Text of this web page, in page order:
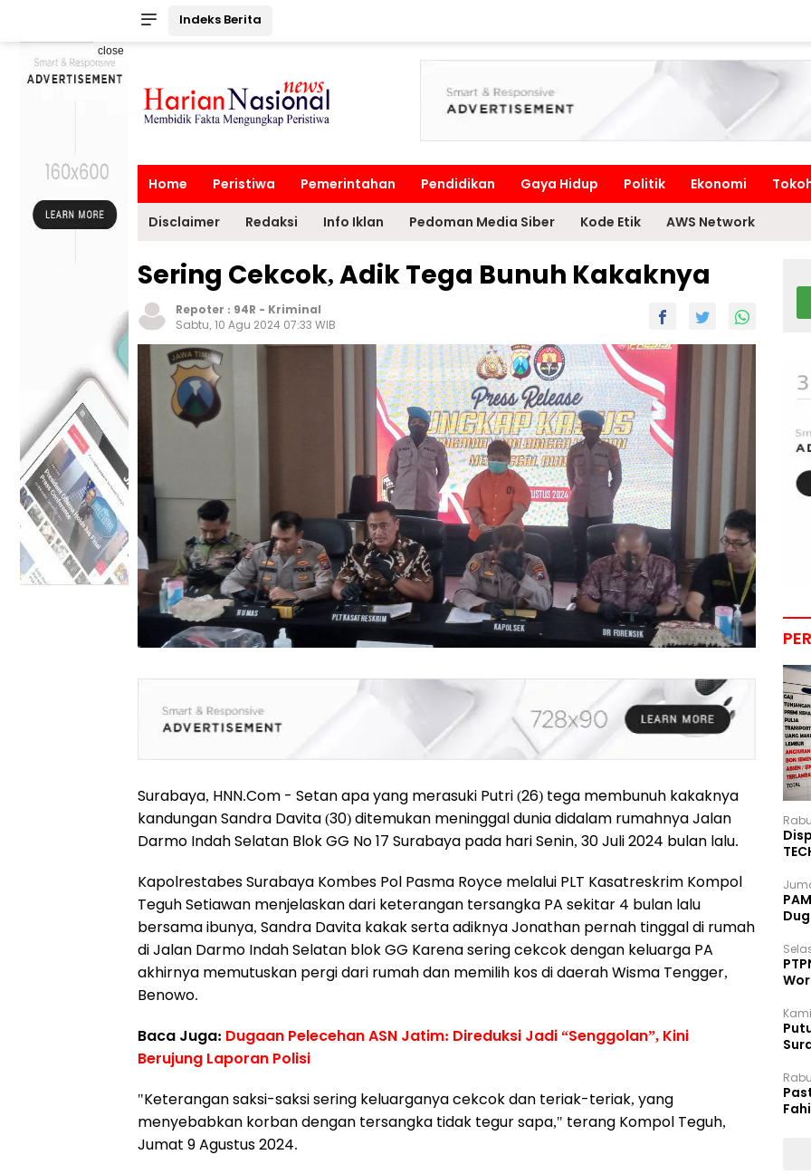
Indeks Berita
close
Home Peristiwa Pemerintahan Pendidikan Gaya Hidup Politik Ekonomi
Disclaimer Redaksi Info Iklan Pedoman Media Siber Kode Etik AWS Network
Sering Cekcok, Adik Tega Bunuh Kakaknya
Repoter : 94R - Kriminal
Sabtu, 10 Agu 2024 07:33 WIB
Surabaya, HNN.Com - Setan apa yang merasuki Putri (26) tega membunuh kakaknya
kandungan Sandra Davita (30) ditemukan meninggal dunia didalam rumahnya Jalan
Darmo Indah Selatan Blok GG No 17 Surabaya pada hari Senin, 30 Juli 2024 bulan lalu.
Kapolrestabes Surabaya Kombes Pol Pasma Royce melalui PLT Kasatreskrim Kompol
Teguh Setiawan menjelaskan dari keterangan tersangka PA sekitar 4 bulan lalu
bersama ibunya, Sandra Davita kakak serta adiknya Jonathan pernah tinggal di rumah
di Jalan Darmo Indah Selatan blok GG Karena sering cekcok dengan keluarga PA
akhirnya memutuskan pergi dari rumah dan memilih kos di daerah Wisma Tengger,
Benowo.
Baca Juga: Dugaan Pelecehan ASN Jatim: Direduksi Jadi “Senggolan”, Kini
Berujung Laporan Polisi
"Keterangan saksi-saksi sering keluarganya cekcok dan teriak-teriak, yang
menyebabkan korban dengan tersangka tidak tegur sapa," terang Kompol Teguh,
Jumat 9 Agustus 2024.